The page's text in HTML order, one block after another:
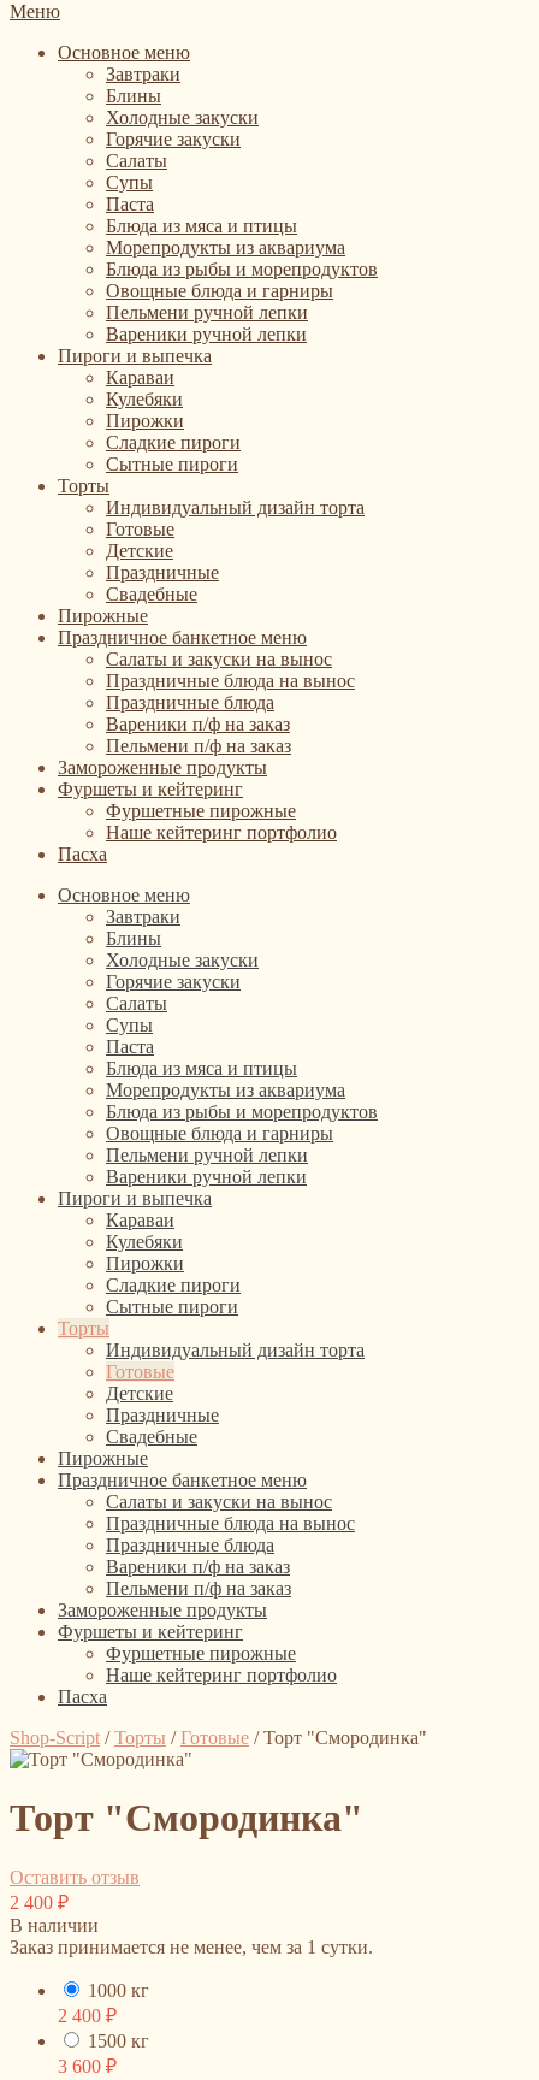
Меню
Основное меню
Завтраки
Блины
Холодные закуски
Горячие закуски
Салаты
Супы
Паста
Блюда из мяса и птицы
Морепродукты из аквариума
Блюда из рыбы и морепродуктов
Овощные блюда и гарниры
Пельмени ручной лепки
Вареники ручной лепки
Пироги и выпечка
Караваи
Кулебяки
Пирожки
Сладкие пироги
Сытные пироги
Торты
Индивидуальный дизайн торта
Готовые
Детские
Праздничные
Свадебные
Пирожные
Праздничное банкетное меню
Салаты и закуски на вынос
Праздничные блюда на вынос
Праздничные блюда
Вареники п/ф на заказ
Пельмени п/ф на заказ
Замороженные продукты
Фуршеты и кейтеринг
Фуршетные пирожные
Наше кейтеринг портфолио
Пасха
Основное меню
Завтраки
Блины
Холодные закуски
Горячие закуски
Салаты
Супы
Паста
Блюда из мяса и птицы
Морепродукты из аквариума
Блюда из рыбы и морепродуктов
Овощные блюда и гарниры
Пельмени ручной лепки
Вареники ручной лепки
Пироги и выпечка
Караваи
Кулебяки
Пирожки
Сладкие пироги
Сытные пироги
Торты
Индивидуальный дизайн торта
Готовые
Детские
Праздничные
Свадебные
Пирожные
Праздничное банкетное меню
Салаты и закуски на вынос
Праздничные блюда на вынос
Праздничные блюда
Вареники п/ф на заказ
Пельмени п/ф на заказ
Замороженные продукты
Фуршеты и кейтеринг
Фуршетные пирожные
Наше кейтеринг портфолио
Пасха
Shop-Script /Торты /Готовые /Торт "Смородинка"
Торт "Смородинка"
Оставить отзыв
2 400 ₽
В наличии
Заказ принимается не менее, чем за 1 сутки.
1000 кг
2 400 ₽
1500 кг
3 600 ₽